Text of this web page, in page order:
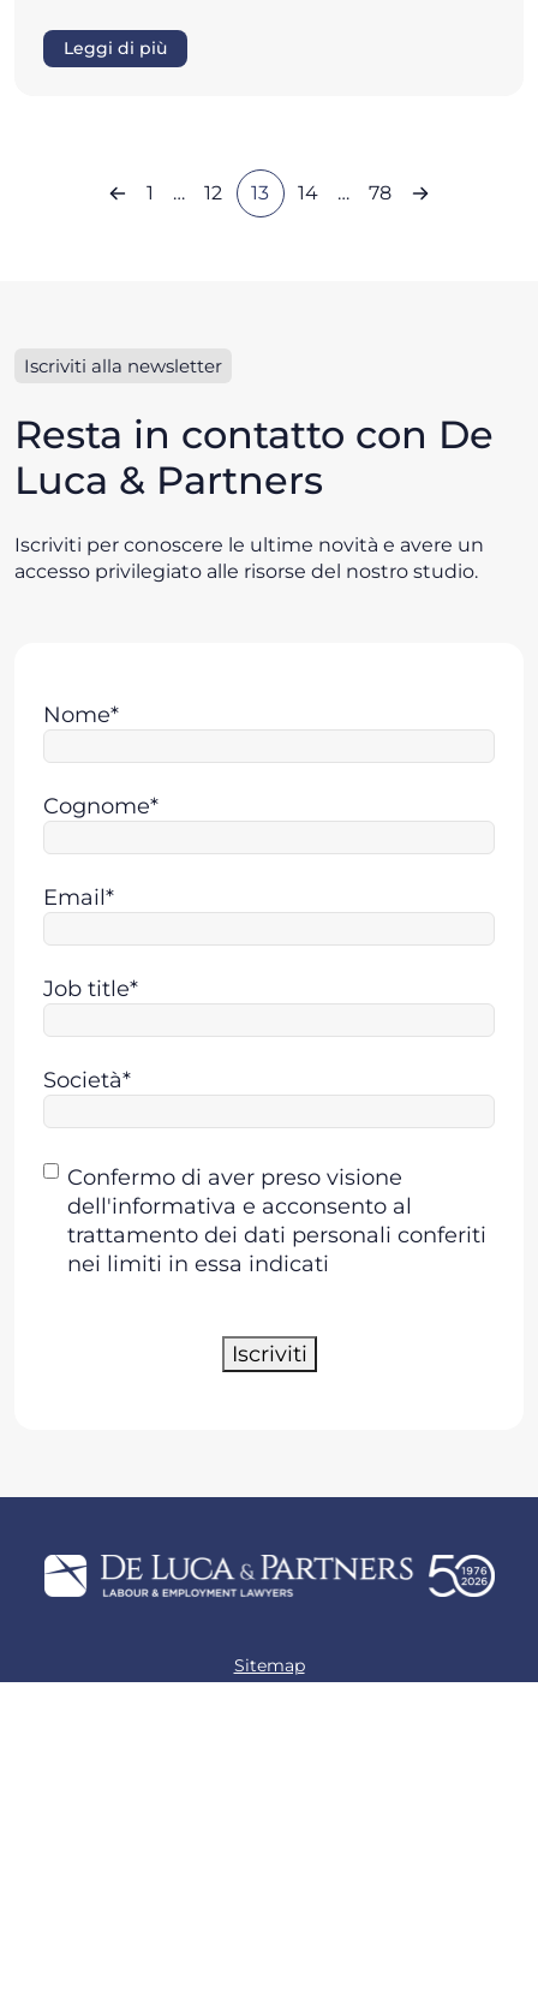
Leggi di più
1 … 12 13 14 … 78
Iscriviti alla newsletter
Resta in contatto con De
Luca & Partners
Iscriviti per conoscere le ultime novità e avere un
accesso privilegiato alle risorse del nostro studio.
Nome*
Cognome*
Email*
Job title*
Società*
Consenso
Confermo di aver preso visione
dell'informativa e acconsento al
trattamento dei dati personali conferiti
nei limiti in essa indicati
Iscriviti
Sitemap